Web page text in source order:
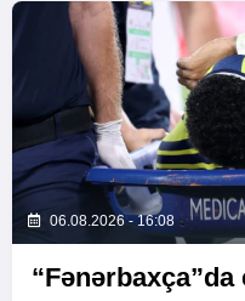
06.08.2026 - 16:08